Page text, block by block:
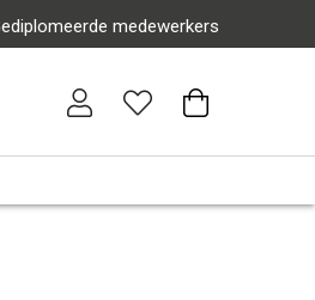
medewerkers